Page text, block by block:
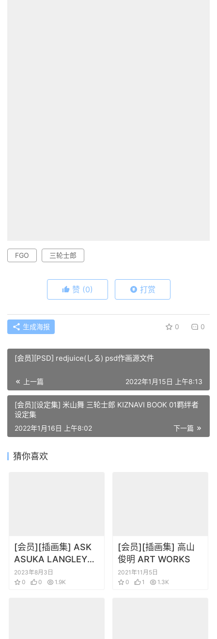
FGO 三轮士郎
赞 (0) 打赏
生成海报 0 0
[会员][PSD] redjuice(しる) psd作画源文件
上一篇 2022年1月15日 上午8:13
[会员][设定集] 米山舞 三轮士郎 KIZNAVI BOOK 01羁绊者
设定集
下一篇
2022年1月16日 上午8:02
猜你喜欢
[会员][插画集] ASK
ASUKA LANGLEY
SORYU
ILLUSTRATION
2023年8月3日
0
0 1.9K
[会员][插画集] 高山
俊明 ART WORKS
2021年11月5日
0
1 1.3K